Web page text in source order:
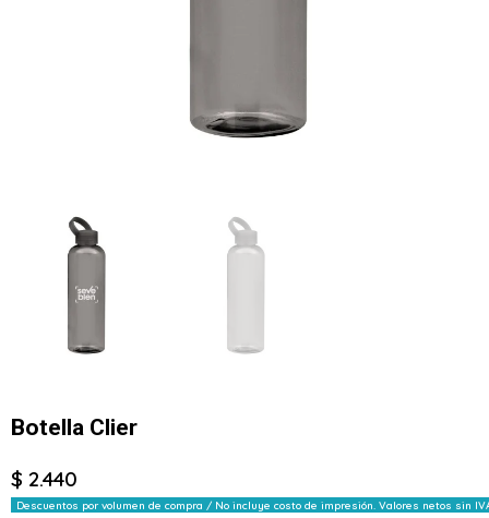
Botella Clier
$ 2.440
Descuentos por volumen de compra / No incluye costo de impresión. Valores netos sin